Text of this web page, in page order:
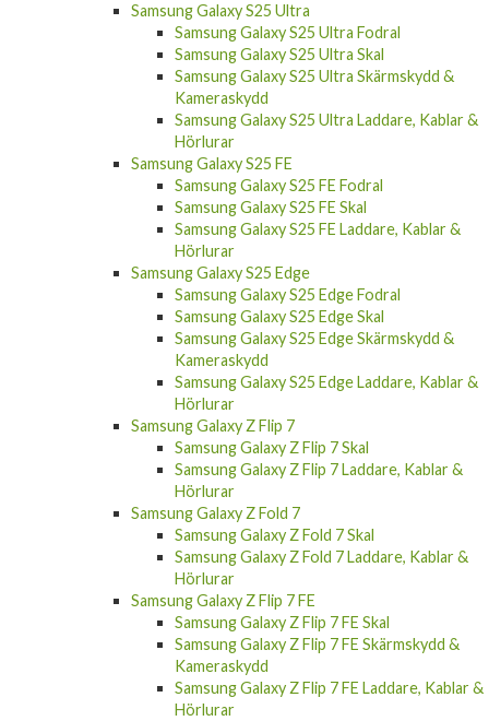
Samsung Galaxy S25 Ultra
Samsung Galaxy S25 Ultra Fodral
Samsung Galaxy S25 Ultra Skal
Samsung Galaxy S25 Ultra Skärmskydd &
Kameraskydd
Samsung Galaxy S25 Ultra Laddare, Kablar &
Hörlurar
Samsung Galaxy S25 FE
Samsung Galaxy S25 FE Fodral
Samsung Galaxy S25 FE Skal
Samsung Galaxy S25 FE Laddare, Kablar &
Hörlurar
Samsung Galaxy S25 Edge
Samsung Galaxy S25 Edge Fodral
Samsung Galaxy S25 Edge Skal
Samsung Galaxy S25 Edge Skärmskydd &
Kameraskydd
Samsung Galaxy S25 Edge Laddare, Kablar &
Hörlurar
Samsung Galaxy Z Flip 7
Samsung Galaxy Z Flip 7 Skal
Samsung Galaxy Z Flip 7 Laddare, Kablar &
Hörlurar
Samsung Galaxy Z Fold 7
Samsung Galaxy Z Fold 7 Skal
Samsung Galaxy Z Fold 7 Laddare, Kablar &
Hörlurar
Samsung Galaxy Z Flip 7 FE
Samsung Galaxy Z Flip 7 FE Skal
Samsung Galaxy Z Flip 7 FE Skärmskydd &
Kameraskydd
Samsung Galaxy Z Flip 7 FE Laddare, Kablar &
Hörlurar